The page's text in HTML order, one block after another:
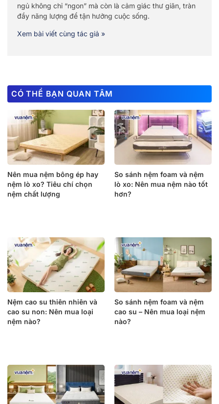
ngủ không chỉ “ngon” mà còn là cảm giác thư giãn, tràn
đầy năng lượng để tận hưởng cuộc sống.
Xem bài viết cùng tác giả »
CÓ THỂ BẠN QUAN TÂM
Nên mua nệm bông ép hay
nệm lò xo? Tiêu chí chọn
nệm chất lượng
So sánh nệm foam và nệm
lò xo: Nên mua nệm nào tốt
hơn?
Nệm cao su thiên nhiên và
cao su non: Nên mua loại
nệm nào?
So sánh nệm foam và nệm
cao su – Nên mua loại nệm
nào?